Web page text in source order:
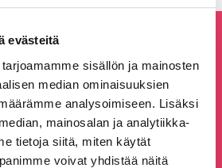
evästeitä
sisällön ja mainosten
median ominaisuuksien
analysoimiseen. Lisäksi
mainosalan ja analytiikka-
tietoja siitä, miten käytät
voivat yhdistää näitä
tapahtumakalenteri
Huomenna Viikonloppuna